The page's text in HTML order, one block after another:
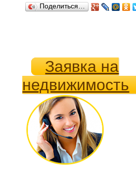
Поделиться…
Заявка на
недвижимость